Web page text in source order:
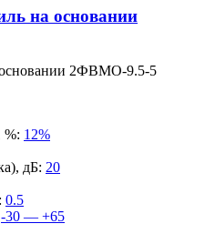
на основании
2ФВМO-9.5-5
%: 12%
дБ: 20
: 0.5
-30 — +65